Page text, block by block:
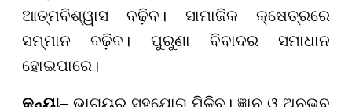
ଆତ୍ମବିଶ୍ୱାସ ବଢ଼ିବ। ସାମାଜିକ କ୍ଷେତ୍ରରେ
ସମ୍ମାନ ବଢ଼ିବ। ପୁରୁଣା ବିବାଦର ସମାଧାନ
ହୋଇପାରେ।
କନ୍ୟା– ଭାଗ୍ୟର ସହଯୋଗ ମିଳିବ। ଜ୍ଞାନ ଓ ଅନୁଭବ